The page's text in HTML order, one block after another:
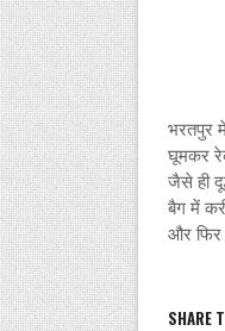
भरतपुर
घूमकर
जैसे ही
बैग में
और फिर
SHARE